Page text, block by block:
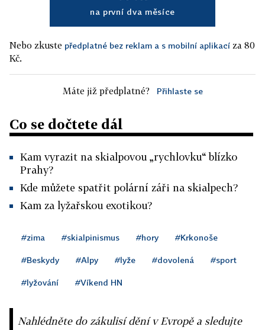
na první dva měsíce
Nebo zkuste předplatné bez reklam a s mobilní aplikací za 80
Kč.
Máte již předplatné? Přihlaste se
Co se dočtete dál
Kam vyrazit na skialpovou „rychlovku“ blízko
Prahy?
Kde můžete spatřit polární záři na skialpech?
Kam za lyžařskou exotikou?
#zima #skialpinismus #hory #Krkonoše
#Beskydy #Alpy #lyže #dovolená #sport
#lyžování #Víkend HN
Nahlédněte do zákulisí dění v Evropě a sledujte